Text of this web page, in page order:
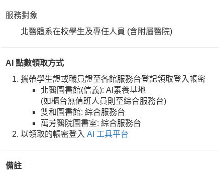
服務對象
北醫體系在校學生及專任人員 (含附屬醫院)
AI 點數領取方式
攜帶學生證或職員證至各館服務台登記領取登入帳密
北醫圖書館(信義): AI素養基地
(如櫃台無值班人員則至綜合服務台)
雙和圖書館: 綜合服務台
萬芳醫院圖書室: 綜合服務台
以領取的帳密登入 AI 工具平台
備註